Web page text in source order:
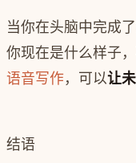
当你在头脑中完成
你现在是什么样子
语音写作，可以让
结语